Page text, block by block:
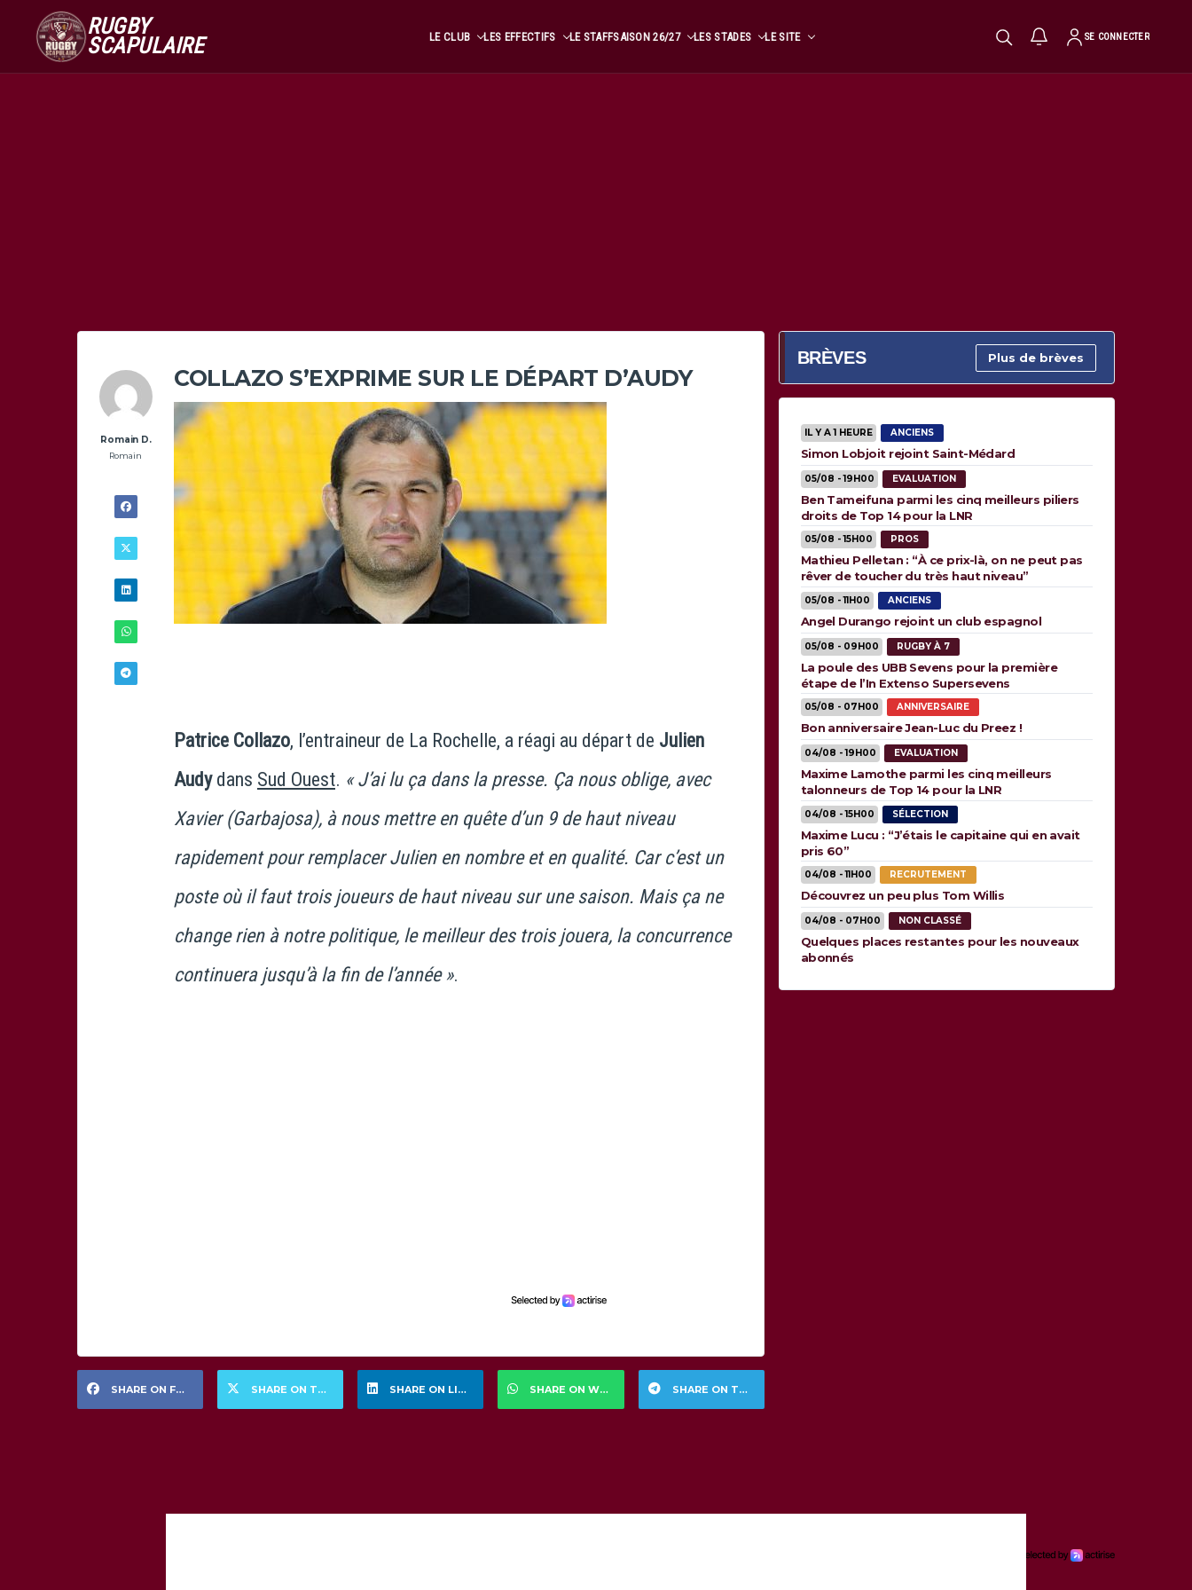
RUGBY
SCAPULAIRE LE CLUB LES EFFECTIFS LE STAFFSAISON 26/27 LES STADES LE SITE SE CONNECTER
Romain D.
Romain
COLLAZO S’EXPRIME SUR LE DÉPART D’AUDY
Patrice Collazo, l’entraineur de La Rochelle, a réagi au départ de Julien
Audydans Sud Ouest. « J’ai lu ça dans la presse. Ça nous oblige, avec
Xavier (Garbajosa), à nous mettre en quête d’un 9 de haut niveau
rapidement pour remplacer Julien en nombre et en qualité. Car c’est un
poste où il faut trois joueurs de haut niveau sur une saison. Mais ça ne
change rien à notre politique, le meilleur des trois jouera, la concurrence
continuera jusqu’à la fin de l’année ».
SHARE ON FACEBOOK SHARE ON TWITTER SHARE ON LINKEDIN SHARE ON WHATSAPP SHARE ON TELEGRAM
BRÈVES Plus de brèves
IL Y A 1 HEURE ANCIENS
Simon Lobjoit rejoint Saint-Médard
05/08 - 19H00 EVALUATION
Ben Tameifuna parmi les cinq meilleurs piliers
droits de Top 14 pour la LNR
05/08 - 15H00 PROS
Mathieu Pelletan : “À ce prix-là, on ne peut pas
rêver de toucher du très haut niveau”
05/08 - 11H00 ANCIENS
Angel Durango rejoint un club espagnol
05/08 - 09H00 RUGBY À 7
La poule des UBB Sevens pour la première
étape de l’In Extenso Supersevens
05/08 - 07H00 ANNIVERSAIRE
Bon anniversaire Jean-Luc du Preez !
04/08 - 19H00 EVALUATION
Maxime Lamothe parmi les cinq meilleurs
talonneurs de Top 14 pour la LNR
04/08 - 15H00 SÉLECTION
Maxime Lucu : “J’étais le capitaine qui en avait
pris 60”
04/08 - 11H00 RECRUTEMENT
Découvrez un peu plus Tom Willis
04/08 - 07H00 NON CLASSÉ
Quelques places restantes pour les nouveaux
abonnés